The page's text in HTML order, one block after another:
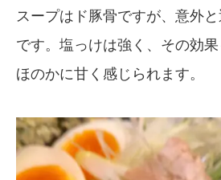
スープはド豚骨ですが、意外
です。塩っけは強く、その効
ほのかに甘く感じられます。